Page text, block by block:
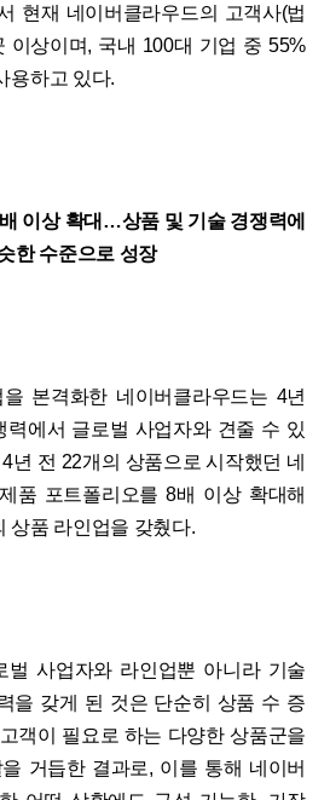
현재 네이버클라우드의 고객사(법
이상이며, 국내 100대 기업 중 55%
용하고 있다.
이상 확대…상품 및 기술 경쟁력에
한 수준으로 성장
본격화한 네이버클라우드는 4년
력에서 글로벌 사업자와 견줄 수 있
년 전 22개의 상품으로 시작했던 네
품 포트폴리오를 8배 이상 확대해
상품 라인업을 갖췄다.
벌 사업자와 라인업뿐 아니라 기술
을 갖게 된 것은 단순히 상품 수 증
객이 필요로 하는 다양한 상품군을
거듭한 결과로, 이를 통해 네이버